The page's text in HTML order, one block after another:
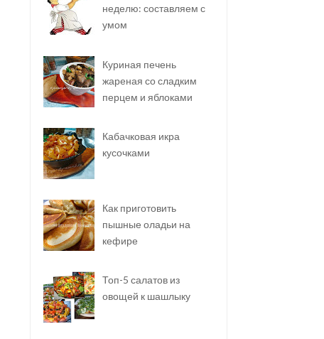
неделю: составляем с
умом
Куриная печень
жареная со сладким
перцем и яблоками
Кабачковая икра
кусочками
Как приготовить
пышные оладьи на
кефире
Топ-5 салатов из
овощей к шашлыку